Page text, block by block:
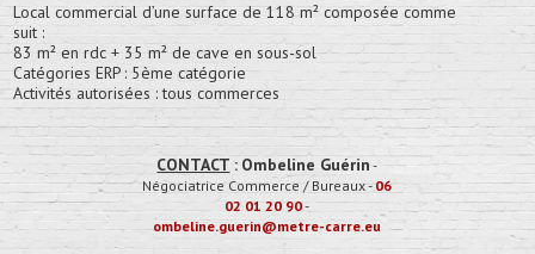
Local commercial d’une surface de 118 m² composée comme
suit :
83 m² en rdc + 35 m² de cave en sous-sol
Catégories ERP : 5ème catégorie
Activités autorisées : tous commerces
CONTACT : Ombeline Guérin -
Négociatrice Commerce / Bureaux- 06
02 01 20 90-
ombeline.guerin@metre-carre.eu